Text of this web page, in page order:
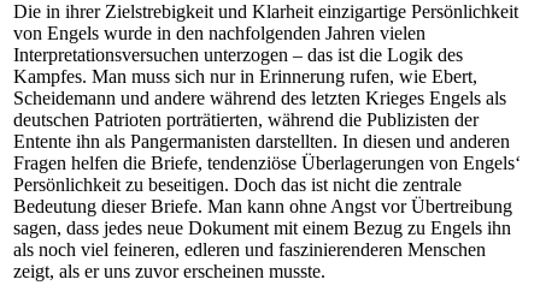
Die in ihrer Zielstrebigkeit und Klarheit einzigartige Persönlichkeit
von Engels wurde in den nachfolgenden Jahren vielen
Interpretationsversuchen unterzogen – das ist die Logik des
Kampfes. Man muss sich nur in Erinnerung rufen, wie Ebert,
Scheidemann und andere während des letzten Krieges Engels als
deutschen Patrioten porträtierten, während die Publizisten der
Entente ihn als Pangermanisten darstellten. In diesen und anderen
Fragen helfen die Briefe, tendenziöse Überlagerungen von Engels‘
Persönlichkeit zu beseitigen. Doch das ist nicht die zentrale
Bedeutung dieser Briefe. Man kann ohne Angst vor Übertreibung
sagen, dass jedes neue Dokument mit einem Bezug zu Engels ihn
als noch viel feineren, edleren und faszinierenderen Menschen
zeigt, als er uns zuvor erscheinen musste.